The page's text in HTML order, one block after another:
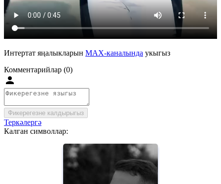
Интертат яңалыкларын MAX-каналында укыгыз
Комментарийлар (0)
Фикерегезне калдырыгыз
Теркәлергә
Калган символлар: